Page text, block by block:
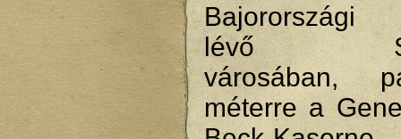
Bajorországi
lévő
városában,
méterre a